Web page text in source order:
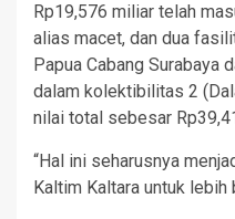
Rp19,576 miliar telah
alias macet, dan dua
Papua Cabang Surabaya
dalam kolektibilitas 2
nilai total sebesar
“Hal ini seharusnya
Kaltim Kaltara untuk lebih